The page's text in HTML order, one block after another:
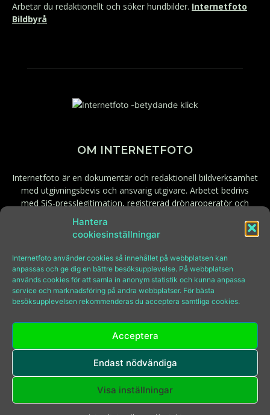
Hantera
cookiesinställningar
Internetfoto använder cookies så innehållet på webbplatsen kan
anpassas och ge dig en bättre besöksupplevelse. På webbplatsen
används cookies för att samla in anonym statistik och kunna anpassa
service och marknadsföring på andra webbplatser. För bästa
besöksupplevelsen rekommenderas du acceptera samtliga cookies.
Acceptera
Endast nödvändiga
Visa inställningar
Arbetar du redaktionellt och söker hundbilder. Internetfoto
Bildbyrå
OM INTERNETFOTO
Internetfoto är en dokumentär och redaktionell bildverksamhet
med utgivningsbevis och ansvarig utgivare. Arbetet bedrivs
med SiS-presslegitimation, registrerad drönaroperatör och
behörig fjärrpilot. Godkänd för F-skatt.
Kontakt:bilder@internetfoto.se
FÖLJ INTERNETFOTO
© Copyright Internetfoto 2009-2026
08-646 97 70
E-post:bilder@internetfoto.se